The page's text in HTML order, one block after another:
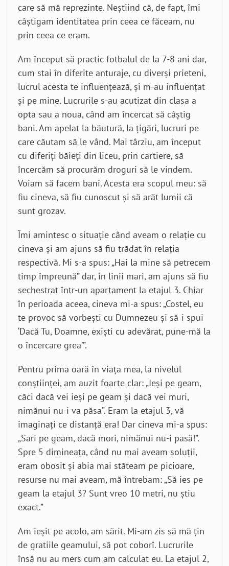
care să mă reprezinte. Neștiind că, de fapt, îmi
câștigam identitatea prin ceea ce făceam, nu
prin ceea ce eram.
Am început să practic fotbalul de la 7-8 ani dar,
cum stai în diferite anturaje, cu diverși prieteni,
lucrul acesta te influențează, și m-au influențat
și pe mine. Lucrurile s-au acutizat din clasa a
opta sau a noua, când am încercat să câștig
bani. Am apelat la băutură, la țigări, lucruri pe
care căutam să le vând. Mai târziu, am început
cu diferiți băieți din liceu, prin cartiere, să
încercăm să procurăm droguri să le vindem.
Voiam să facem bani. Acesta era scopul meu: să
fiu cineva, să fiu cunoscut și să arăt lumii că
sunt grozav.
Îmi amintesc o situație când aveam o relație cu
cineva și am ajuns să fiu trădat în relația
respectivă. Mi s-a spus: „Hai la mine să petrecem
timp împreună” dar, în linii mari, am ajuns să fiu
sechestrat într-un apartament la etajul 3. Chiar
în perioada aceea, cineva mi-a spus: „Costel, eu
te provoc să vorbești cu Dumnezeu și să-i spui
‘Dacă Tu, Doamne, exiști cu adevărat, pune-mă la
o încercare grea’”.
Pentru prima oară în viața mea, la nivelul
conștiinței, am auzit foarte clar: „Ieși pe geam,
căci dacă vei ieși pe geam și dacă vei muri,
nimănui nu-i va păsa”. Eram la etajul 3, vă
imaginați ce distanță era! Dar cineva mi-a spus:
„Sari pe geam, dacă mori, nimănui nu-i pasă!”.
Spre 5 dimineața, când nu mai aveam soluții,
eram obosit și abia mai stăteam pe picioare,
resurse nu mai aveam, mă întrebam: „Să ies pe
geam la etajul 3? Sunt vreo 10 metri, nu știu
exact.”
Am ieșit pe acolo, am sărit. Mi-am zis să mă țin
de gratiile geamului, să pot coborî. Lucrurile
însă nu au mers cum am calculat eu. La etajul 2,